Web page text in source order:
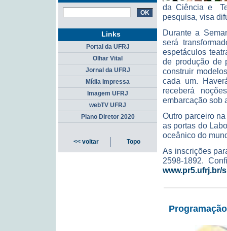
da Ciência e
pesquisa, visa
Durante a
será
espetáculos
de produção de
construir
cada um.
receberá
embarcação sob
Outro parceiro
as portas do
oceânico do
As inscrições
2598-1892.
www.pr5.ufrj.br/
Links
Portal da UFRJ
Olhar Vital
Jornal da UFRJ
Mídia Impressa
Imagem UFRJ
webTV UFRJ
Plano Diretor 2020
<< voltar Topo